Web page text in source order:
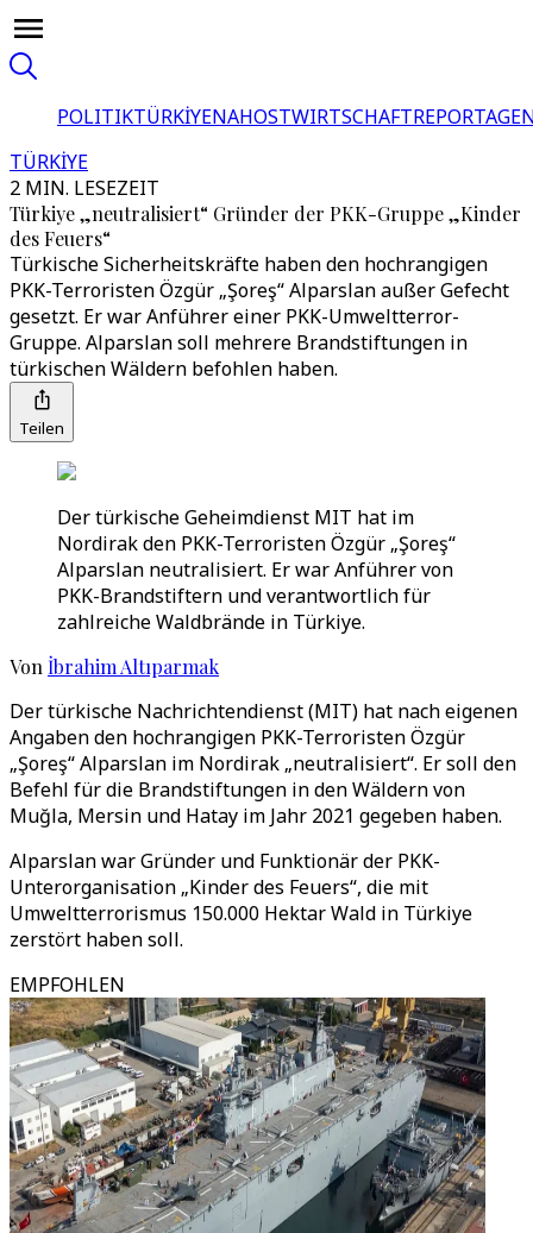
POLITIKTÜRKİYENAHOSTWIRTSCHAFT
TÜRKİYE
2 MIN. LESEZEIT
Türkiye „neutralisiert“ Gründer der PKK-Gruppe „Kinder
des Feuers“
Türkische Sicherheitskräfte haben den hochrangigen
PKK-Terroristen Özgür „Şoreş“ Alparslan außer Gefecht
gesetzt. Er war Anführer einer PKK-Umweltterror-
Gruppe. Alparslan soll mehrere Brandstiftungen in
türkischen Wäldern befohlen haben.
Teilen
Der türkische Geheimdienst MIT hat im
Nordirak den PKK-Terroristen Özgür „Şoreş“
Alparslan neutralisiert. Er war Anführer von
PKK-Brandstiftern und verantwortlich für
zahlreiche Waldbrände in Türkiye.
Von İbrahim Altıparmak
Der türkische Nachrichtendienst (MIT) hat nach eigenen
Angaben den hochrangigen PKK-Terroristen Özgür
„Şoreş“ Alparslan im Nordirak „neutralisiert“. Er soll den
Befehl für die Brandstiftungen in den Wäldern von
Muğla, Mersin und Hatay im Jahr 2021 gegeben haben.
Alparslan war Gründer und Funktionär der PKK-
Unterorganisation „Kinder des Feuers“, die mit
Umweltterrorismus 150.000 Hektar Wald in Türkiye
zerstört haben soll.
EMPFOHLEN